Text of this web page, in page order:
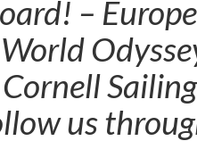
–
us